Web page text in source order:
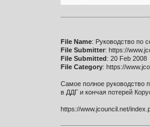
File Name: Руководство по
File Submitter: https://
File Submitted: 20 Feb 2008
File Category: https://
Самое полное руководство
в ДДГ и кончая потерей
https://www.jcouncil.net/